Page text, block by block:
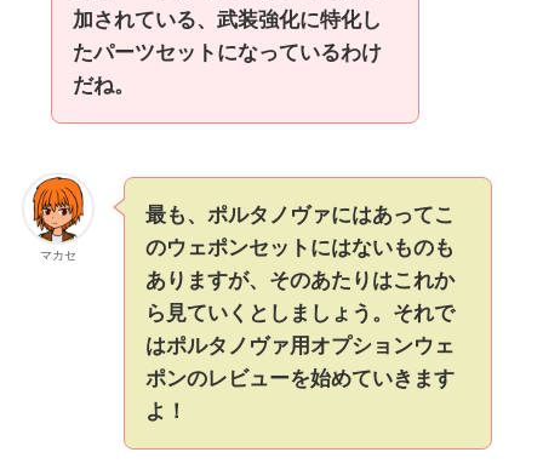
加されている、武装強化に特化し
たパーツセットになっているわけ
だね。
マカセ
最も、ポルタノヴァにはあってこ
のウェポンセットにはないものも
ありますが、そのあたりはこれか
ら見ていくとしましょう。それで
はポルタノヴァ用オプションウェ
ポンのレビューを始めていきます
よ！